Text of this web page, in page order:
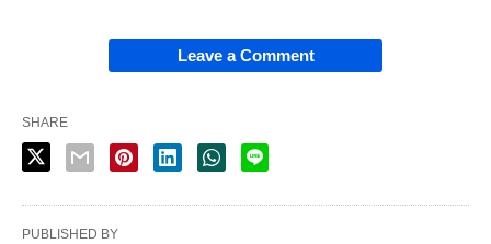
Leave a Comment
SHARE
PUBLISHED BY